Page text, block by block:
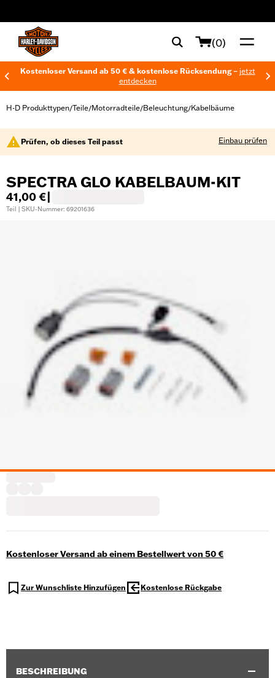
(0)
Kostenloser Versand ab 50 € & kostenlose Rücksendung – jetzt
entdecken
H-D Produkttypen/Teile/Motorradteile/Beleuchtung/Kabelbäume
Prüfen, ob dieses Teil passt Einbau prüfen
SPECTRA GLO KABELBAUM-KIT
41,00 €
Teil | SKU-Nummer: 69201636
Kostenloser Versand ab einem Bestellwert von 50 €
Zur Wunschliste Hinzufügen Kostenlose Rückgabe
BESCHREIBUNG